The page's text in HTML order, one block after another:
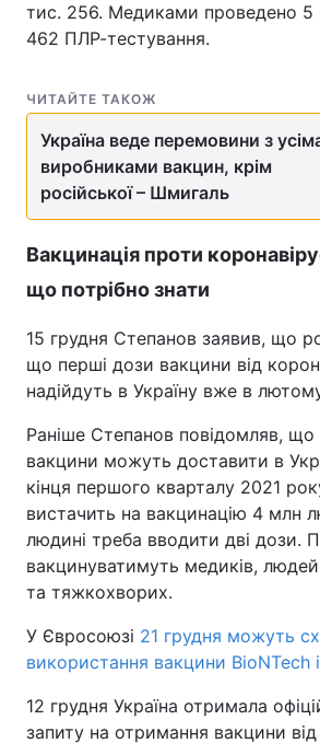
тис. 256. Медиками проведено 5
462 ПЛР-тестування.
ЧИТАЙТЕ ТАКОЖ
Україна веде перемовини з
виробниками вакцин, крім
російської – Шмигаль
Вакцинація проти
що потрібно знати
15 грудня Степанов заявив, що
що перші дози вакцини від
надійдуть в Україну вже в
Раніше Степанов повідомляв,
вакцини можуть доставити в
кінця першого кварталу 2021
вистачить на вакцинацію 4 млн
людині треба вводити дві дози.
вакцинуватимуть медиків,
та тяжкохворих.
У Євросоюзі 21 грудня можуть
використання вакцини BioNTech
12 грудня Україна отримала
запиту на отримання вакцини від